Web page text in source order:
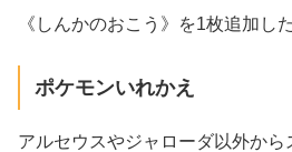
《しんかのおこう》を1枚追加し
ポケモンいれかえ
アルセウスやジャローダ以外か